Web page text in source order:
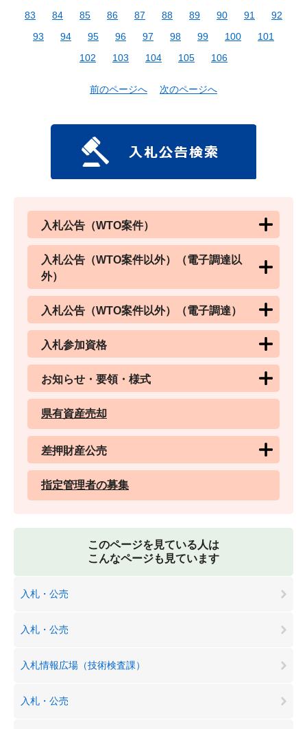
83
84 85 86 87 88 89 90 91
92
93
94 95 96 97 98 99 100
101
102
103 104 105 106
前のページへ 次のページへ
入札公告（WTO案件）
入札公告（WTO案件以外）（電子調達以
外）
入札公告（WTO案件以外）（電子調達）
入札参加資格
お知らせ・要領・様式
県有資産売却
差押財産公売
指定管理者の募集
このページを見ている人は
こんなページも見ています
入札・公売
入札・公売
入札情報広場（技術検査課）
入札・公売